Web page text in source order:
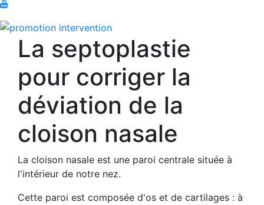
La septoplastie
pour corriger la
déviation de la
cloison nasale
La cloison nasale est une paroi centrale située à
l'intérieur de notre nez.
Cette paroi est composée d'os et de cartilages : à